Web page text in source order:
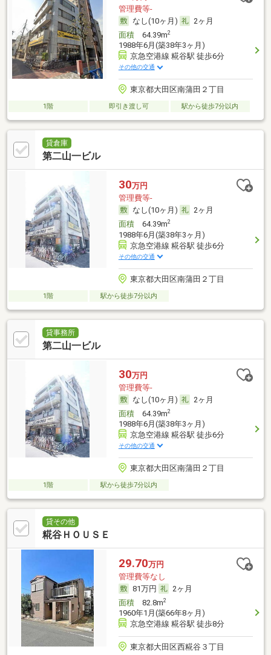
管理費等-
なし(10ヶ月)
2ヶ月
面積64.39m2
1988年6月(築38年3ヶ月)
京急空港線 糀谷駅 徒歩6分
その他の交通
東京都大田区南蒲田２丁目
1階 即引き渡し可 駅から徒歩7分以内
貸倉庫
第二山一ビル
30万円
管理費等-
なし(10ヶ月)
2ヶ月
面積64.39m2
1988年6月(築38年3ヶ月)
京急空港線 糀谷駅 徒歩6分
その他の交通
東京都大田区南蒲田２丁目
1階 駅から徒歩7分以内
貸事務所
第二山一ビル
30万円
管理費等-
なし(10ヶ月)
2ヶ月
面積64.39m2
1988年6月(築38年3ヶ月)
京急空港線 糀谷駅 徒歩6分
その他の交通
東京都大田区南蒲田２丁目
1階 駅から徒歩7分以内
貸その他
糀谷ＨＯＵＳＥ
29.70万円
管理費等なし
81万円
2ヶ月
面積82.8m2
1960年1月(築66年8ヶ月)
京急空港線 糀谷駅 徒歩8分
東京都大田区西糀谷３丁目